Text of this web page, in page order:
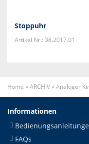
Stoppuhr
Artikel Nr.: 38.2017.01
Home »ARCHIV»Analoger
Informationen
FAQs